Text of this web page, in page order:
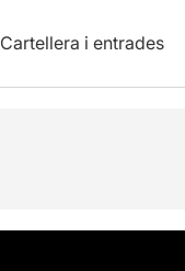
Cartellera i entrades
Fotos i vídeos